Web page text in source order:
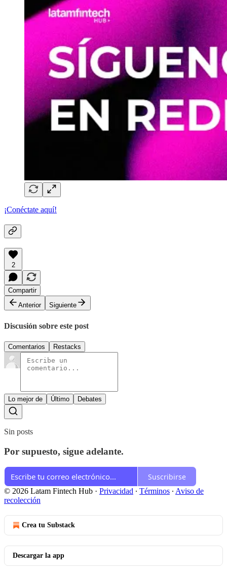
¡Conéctate aquí!
2
Compartir
Anterior
Siguiente
Discusión sobre este post
Comentarios Restacks
Lo mejor de Último Debates
Sin posts
Por supuesto, sigue adelante.
Suscribirse
© 2026 Latam Fintech Hub · Privacidad ∙ Términos ∙ Aviso de
recolección
Crea tu Substack
Descargar la app